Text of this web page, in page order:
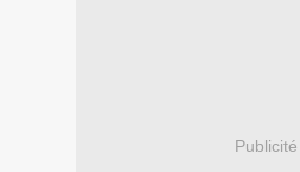
Publicité